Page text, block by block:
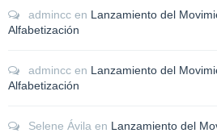
admincc en Lanzamiento del
Alfabetización
admincc en Lanzamiento del
Alfabetización
Selene Ávila en Lanzamiento del